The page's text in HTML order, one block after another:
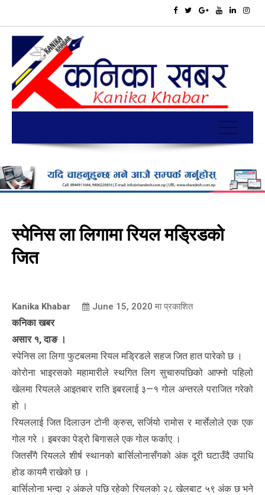
स्पेनिस ला लिगामा रियल मड्रिडको
जित
Kanika Khabar June 15, 2020 मा प्रकाशित
कनिका खबर
असार १, दाङ ।
स्पेनिस ला लिगा फुटबलमा रियल मड्रिडले सहज जित हात पारेको छ ।
कोरोना भाइरसको महामारीले स्थगित लिग सुचारुपछिको आफ्नो पहिलो
खेलमा रियलले आइतबार राति इबरलाई ३—१ गोल अन्तरले पराजित गरेको
हो ।
रियललाई जित दिलाउन टोनी क्रुस, सर्जियो रामोस र मार्सेलोले एक एक
गोल गरे । इबरका पेड्रो बिगासले एक गोल फर्काए ।
जितसँगै रियलले शीर्ष स्थानको बार्सिलोनासँगको अंक दूरी घटाउँदै उपाधि
होड कायमै राखेको छ ।
बार्सिलोना भन्दा २ अंकले पछि रहेको रियलको २८ खेलबाट ५९ अंक छ भने